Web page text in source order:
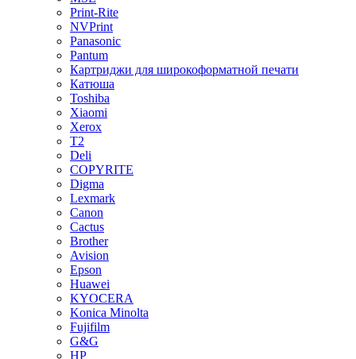
Print-Rite
NVPrint
Panasonic
Pantum
Картриджи для широкоформатной печати
Катюша
Toshiba
Xiaomi
Xerox
T2
Deli
COPYRITE
Digma
Lexmark
Canon
Cactus
Brother
Avision
Epson
Huawei
KYOCERA
Konica Minolta
Fujifilm
G&G
HP